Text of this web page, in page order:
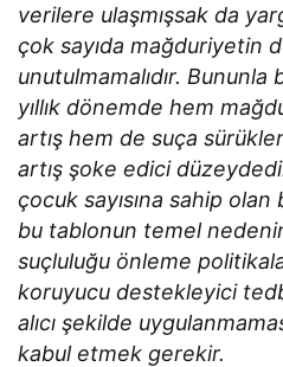
verilere ulaşmışsak da
çok sayıda mağduriyetin
unutulmamalıdır.
yıllık dönemde hem
artış hem de suça
artış şoke edici
çocuk sayısına sahip
bu tablonun temel
suçluluğu önleme
koruyucu destekleyici
alıcı şekilde
kabul etmek gerekir.